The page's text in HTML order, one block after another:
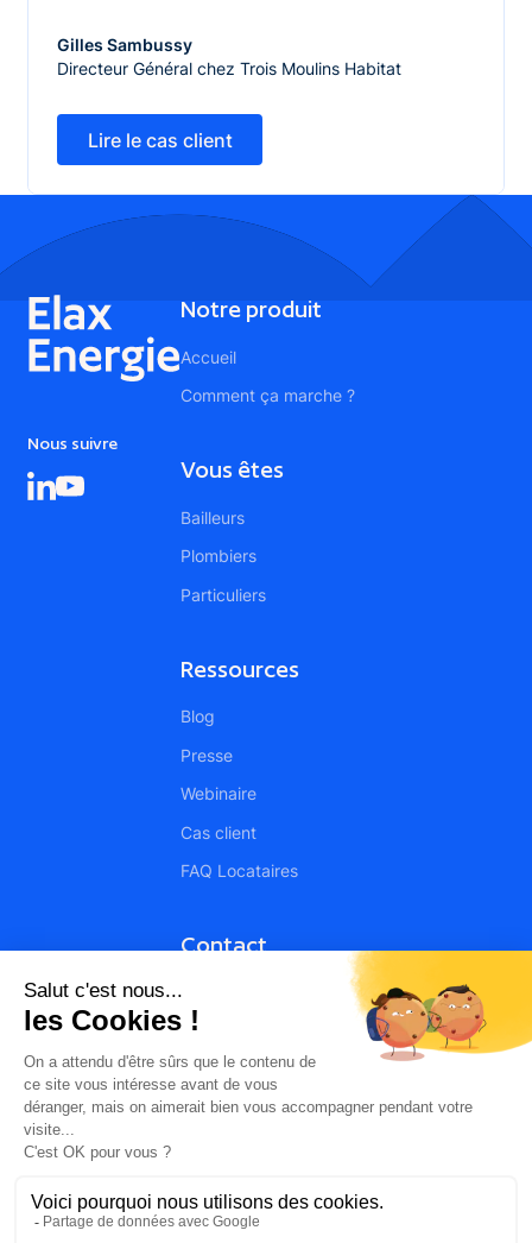
Gilles Sambussy
Directeur Général chez Trois Moulins Habitat
Lire le cas client
Lire le cas client
Nous suivre
Notre produit
Accueil
Comment ça marche ?
Vous êtes
Bailleurs
Plombiers
Particuliers
Ressources
Blog
Presse
Webinaire
Cas client
FAQ Locataires
Contact
Contact
Devenir partenaire
Nous rejoindre